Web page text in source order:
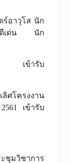
โส นัก
ดีเด่น นัก
เข้ารับ
รงงาน
เข้ารับ
ชาการ